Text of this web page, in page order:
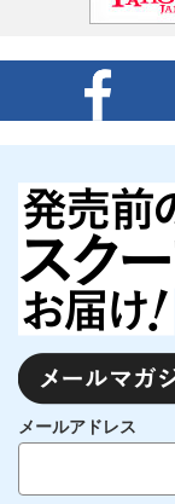
メールアドレス